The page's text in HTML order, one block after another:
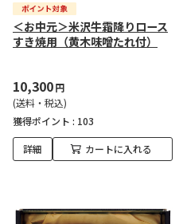
＜お中元＞米沢牛霜降りロース
すき焼用（黄木味噌たれ付）
10,300円
(送料・税込)
獲得ポイント : 103
詳細 カートに入れる